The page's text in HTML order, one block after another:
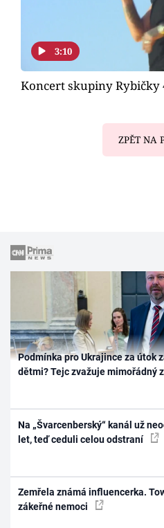
3:10
Koncert skupiny Rybičky
ZPĚT NA
Podmínka pro Ukrajince za útok
dětmi? Tejc zvažuje mimořádný
Na „Švarcenberský“ kanál už
let, teď ceduli celou odstraní
Zemřela známá influencerka.
zákeřné nemoci